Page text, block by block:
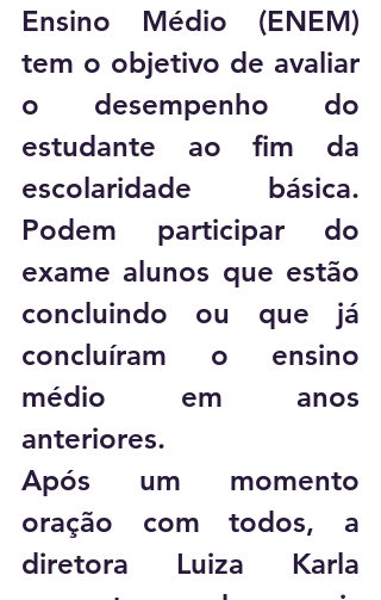
Ensino Médio (ENEM)
tem o objetivo de avaliar
o desempenho do
estudante ao fim da
escolaridade básica.
Podem participar do
exame alunos que estão
concluindo ou que já
concluíram o ensino
médio em anos
anteriores.
Após um momento
oração com todos, a
diretora Luiza Karla